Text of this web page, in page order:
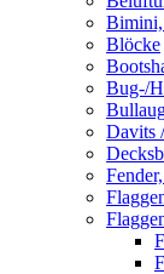
Bimini,
Blöcke
Bug-/
Davits